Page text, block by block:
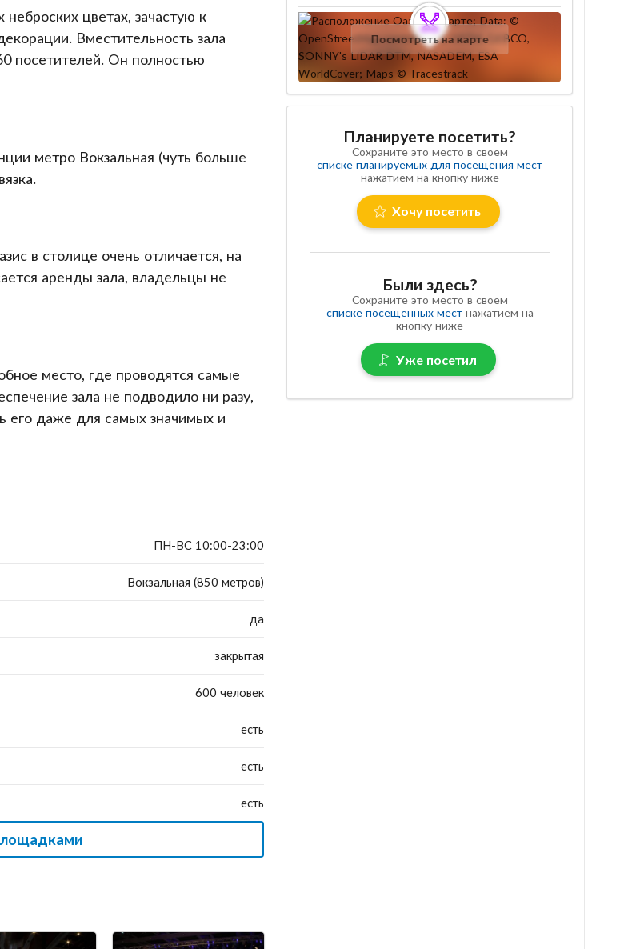
цветах, зачастую к
Вместительность зала
посетителей. Он полностью
метро Вокзальная (чуть больше
в столице очень отличается, на
аренды зала, владельцы не
место, где проводятся самые
зала не подводило ни разу,
его даже для самых значимых и
ПН-ВС 10:00-23:00
Вокзальная (850 метров)
да
закрытая
600 человек
есть
есть
есть
Посмотреть на карте
Планируете посетить?
Сохраните это место в своем
списке планируемых для посещения мест
нажатием на кнопку ниже
Хочу посетить
Были здесь?
Сохраните это место в своем
списке посещенных местнажатием на
кнопку ниже
Уже посетил